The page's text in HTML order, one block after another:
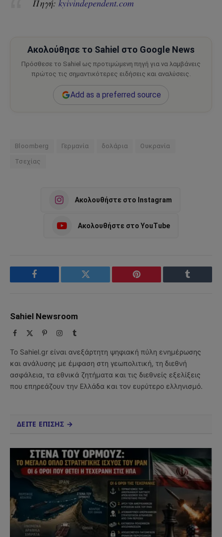
Πηγή:kyivindependent.com
Ακολούθησε το Sahiel στο Google News
Πρόσθεσε το Sahiel ως προτιμώμενη πηγή για να λαμβάνεις
πρώτος τις σημαντικότερες ειδήσεις και αναλύσεις.
Add as a preferred source
Bloomberg Γερμανία δολάρια Ουκρανία
Τσεχίας
Ακολουθήστε στο Instagram
Ακολουθήστε στο YouTube
Facebook Twitter Pinterest Tumblr
Sahiel Newsroom
Facebook PinterestInstagram
Tumblr
Το Sahiel.gr είναι ανεξάρτητη ψηφιακή πύλη ενημέρωσης
και ανάλυσης με έμφαση στη γεωπολιτική, τη διεθνή
ασφάλεια, τα εθνικά ζητήματα και τις διεθνείς εξελίξεις
που επηρεάζουν την Ελλάδα και τον ευρύτερο ελληνισμό.
ΔΕΙΤΕ ΕΠΙΣΗΣ →